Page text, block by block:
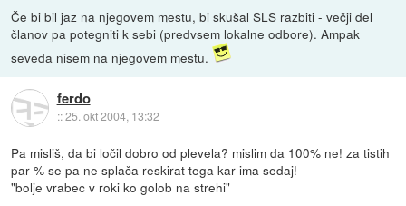
Če bi bil jaz na njegovem mestu, bi skušal SLS razbiti - večji del
članov pa potegniti k sebi (predvsem lokalne odbore). Ampak
seveda nisem na njegovem mestu.
ferdo
::25. okt 2004, 13:32
Pa misliš, da bi ločil dobro od plevela? mislim da 100% ne! za tistih
par % se pa ne splača reskirat tega kar ima sedaj!
"bolje vrabec v roki ko golob na strehi"